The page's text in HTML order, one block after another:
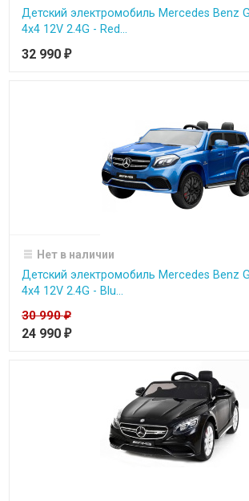
Детский электромобиль Mercedes Benz
4x4 12V 2.4G - Red...
32 990 ₽
Нет в наличии
Детский электромобиль Mercedes Benz
4x4 12V 2.4G - Blu...
30 990₽
24 990 ₽